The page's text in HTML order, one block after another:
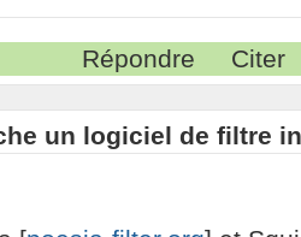
Répondre Citer
un logiciel de filtre